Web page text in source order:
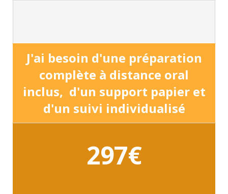
J'ai besoin d'une préparation
complète à distance oral
inclus, d'un support papieret
d'un suivi individualisé
297€